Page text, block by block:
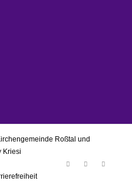
Roßtal und
Kriesi